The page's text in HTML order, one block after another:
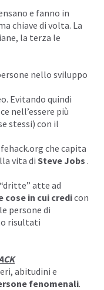
e fanno in
chiave di volta. La
la terza le
nello sviluppo
. Evitando quindi
nell’essere più
stessi) con il
che capita
vita di Steve Jobs .
atte ad
cose in cui credicon
persone di
risultati
abitudini e
fenomenali.